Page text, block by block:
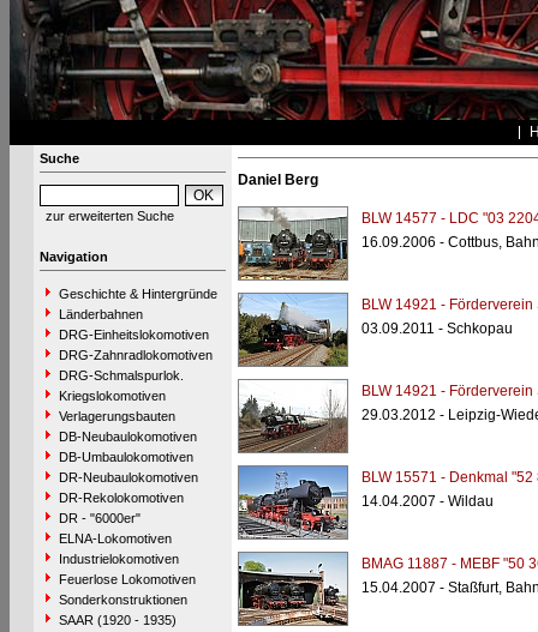
Suche
zur erweiterten Suche
Navigation
Geschichte & Hintergründe
Länderbahnen
DRG-Einheitslokomotiven
DRG-Zahnradlokomotiven
DRG-Schmalspurlok.
Kriegslokomotiven
Verlagerungsbauten
DB-Neubaulokomotiven
DB-Umbaulokomotiven
DR-Neubaulokomotiven
DR-Rekolokomotiven
DR - "6000er"
ELNA-Lokomotiven
Industrielokomotiven
Feuerlose Lokomotiven
Sonderkonstruktionen
SAAR (1920 - 1935)
Daniel Berg
BLW 14577 - LDC "03
16.09.2006 - Cottbus,
BLW 14921 -
03.09.2011 - Schkopau
BLW 14921 -
29.03.2012 - Leipzig-
BLW 15571 - Denkmal "52
14.04.2007 - Wildau
BMAG 11887 - MEBF "50
15.04.2007 - Staßfurt,